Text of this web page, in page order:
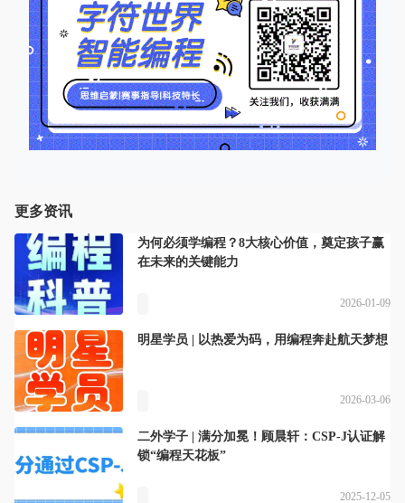
更多资讯
为何必须学编程？8大核心价值，奠定孩子赢
在未来的关键能力
2026-01-09
明星学员 | 以热爱为码，用编程奔赴航天梦想
2026-03-06
二外学子 | 满分加冕！顾晨轩：CSP-J认证解
锁“编程天花板”
2025-12-05